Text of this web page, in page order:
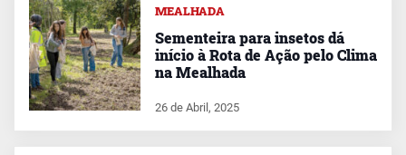
MEALHADA
Sementeira para insetos dá
início à Rota de Ação pelo Clima
na Mealhada
26 de Abril, 2025